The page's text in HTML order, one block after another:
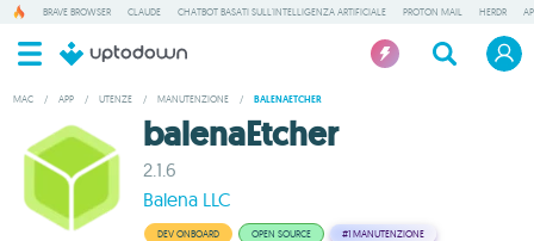
BRAVE BROWSER CLAUDE CHATBOT BASATI SULL'INTELLIGENZA ARTIFICIALE PROTON MAIL HERDR
MAC / APP / UTENZE / MANUTENZIONE / BALENAETCHER
balenaEtcher
2.1.6
Balena LLC
DEV ONBOARD OPEN SOURCE #1 MANUTENZIONE